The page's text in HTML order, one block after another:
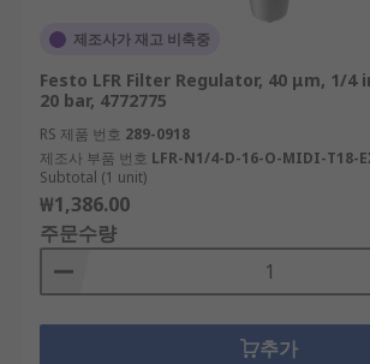
제조사가 재고 비축중
Festo LFR Filter Regulator, 40 μm, 1/4
20 bar, 4772775
RS 제품 번호 289-0918
제조사 부품 번호 LFR-N1/4-D-16-O-MIDI-T18-
Subtotal (1 unit)
₩1,386.00
주문수량
추가